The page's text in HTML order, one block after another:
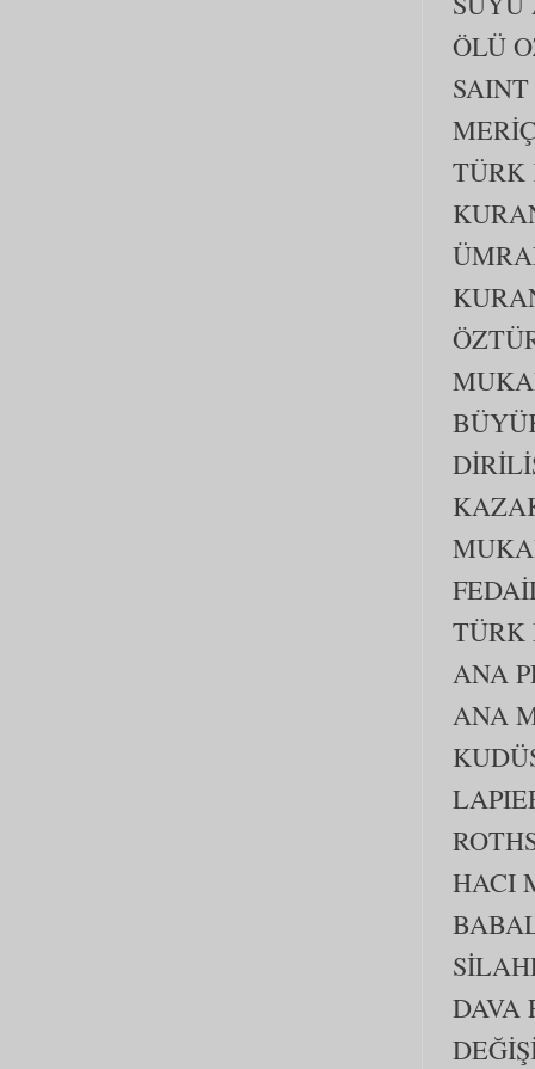
ÖLÜ
TÜRK
TÜRK
ANA
ANA
HACI
DAVA